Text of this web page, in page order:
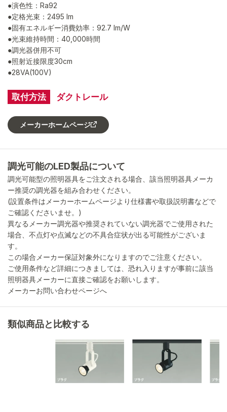
取付方法 ダクトレール
●演色性：Ra92
●定格光束：2495 lm
●固有エネルギー消費効率：92.7 lm/W
●光束維持時間：40,000時間
●調光器併用不可
●照射近接限度30cm
●28VA(100V)
メーカーホームページ
調光可能のLED製品について
調光可能型の照明器具をご注文される場合、該当照明器具メーカ
ー推奨の調光器を組み合わせください。
(設置条件はメーカーホームページより仕様書や取扱説明書などで
ご確認くださいませ。)
異なるメーカー調光器や推奨されていない調光器でご使用された
場合、不点灯や点滅などの不具合症状が出る可能性がございま
す。
この場合メーカー保証対象外になりますのでご注意ください。
ご使用条件など詳細につきましては、恐れ入りますが事前に該当
照明器具メーカーに直接ご確認をお願いします。
メーカーお問い合わせページへ
類似商品と比較する